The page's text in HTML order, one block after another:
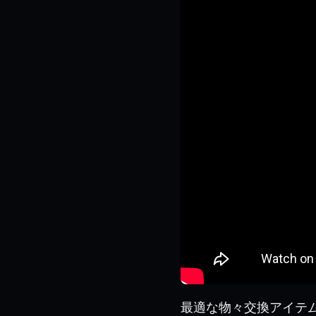
最適な物々交換アイテ